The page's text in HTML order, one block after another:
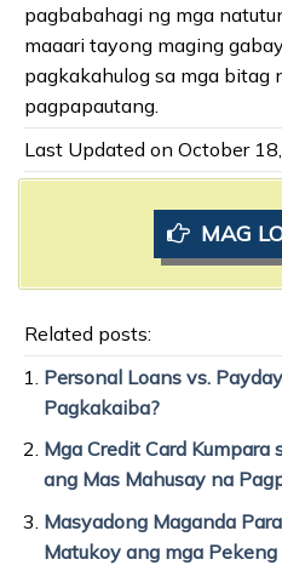
pagbabahagi ng mga
maaari tayong maging
pagkakahulog sa mga bitag
pagpapautang.
Last Updated on October
MAG
Related posts:
Personal Loans vs.
Pagkakaiba?
Mga Credit Card
ang Mas Mahusay na
Masyadong Maganda
Matukoy ang mga